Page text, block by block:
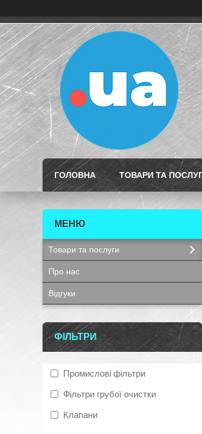
ГОЛОВНА ТОВАРИ ТА
Товари та послуги
Про нас
Відгуки
ФІЛЬТРИ
Промислові фільтри
Фільтри грубої очистки
Клапани